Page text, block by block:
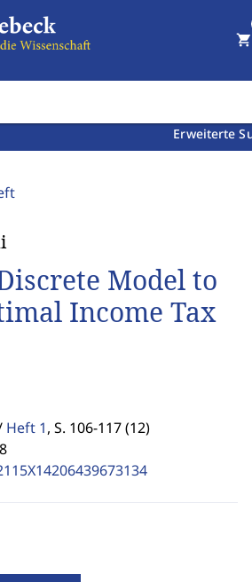
Erweiterte
shopping_cart
Model to
Income Tax
Heft 1, S. 106-117 (12)